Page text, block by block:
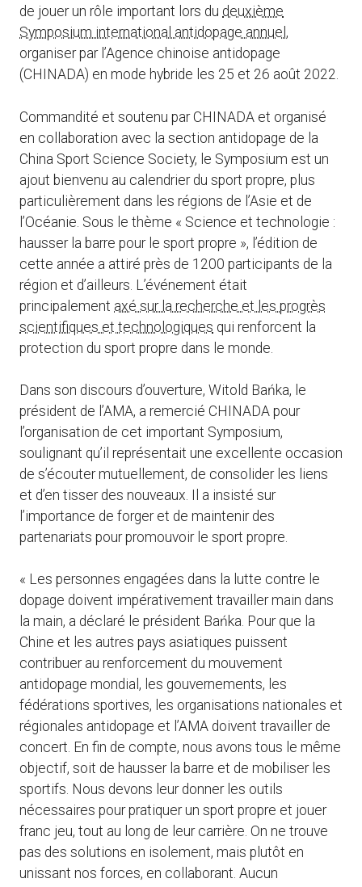
de jouer un rôle important lors du deuxième
Symposium international antidopage annuel ,
organiser par l’Agence chinoise antidopage
(CHINADA) en mode hybride les 25 et 26 août 2022.
Commandité et soutenu par CHINADA et organisé
en collaboration avec la section antidopage de la
China Sport Science Society, le Symposium est un
ajout bienvenu au calendrier du sport propre, plus
particulièrement dans les régions de l’Asie et de
l’Océanie. Sous le thème « Science et technologie :
hausser la barre pour le sport propre », l’édition de
cette année a attiré près de 1200 participants de la
région et d’ailleurs. L’événement était
principalement axé sur la recherche et les progrès
scientifiques et technologiques qui renforcent la
protection du sport propre dans le monde.
Dans son discours d’ouverture, Witold Bańka, le
président de l’AMA, a remercié CHINADA pour
l’organisation de cet important Symposium,
soulignant qu’il représentait une excellente occasion
de s’écouter mutuellement, de consolider les liens
et d’en tisser des nouveaux. Il a insisté sur
l’importance de forger et de maintenir des
partenariats pour promouvoir le sport propre.
« Les personnes engagées dans la lutte contre le
dopage doivent impérativement travailler main dans
la main, a déclaré le président Bańka. Pour que la
Chine et les autres pays asiatiques puissent
contribuer au renforcement du mouvement
antidopage mondial, les gouvernements, les
fédérations sportives, les organisations nationales et
régionales antidopage et l’AMA doivent travailler de
concert. En fin de compte, nous avons tous le même
objectif, soit de hausser la barre et de mobiliser les
sportifs. Nous devons leur donner les outils
nécessaires pour pratiquer un sport propre et jouer
franc jeu, tout au long de leur carrière. On ne trouve
pas des solutions en isolement, mais plutôt en
unissant nos forces, en collaborant. Aucun